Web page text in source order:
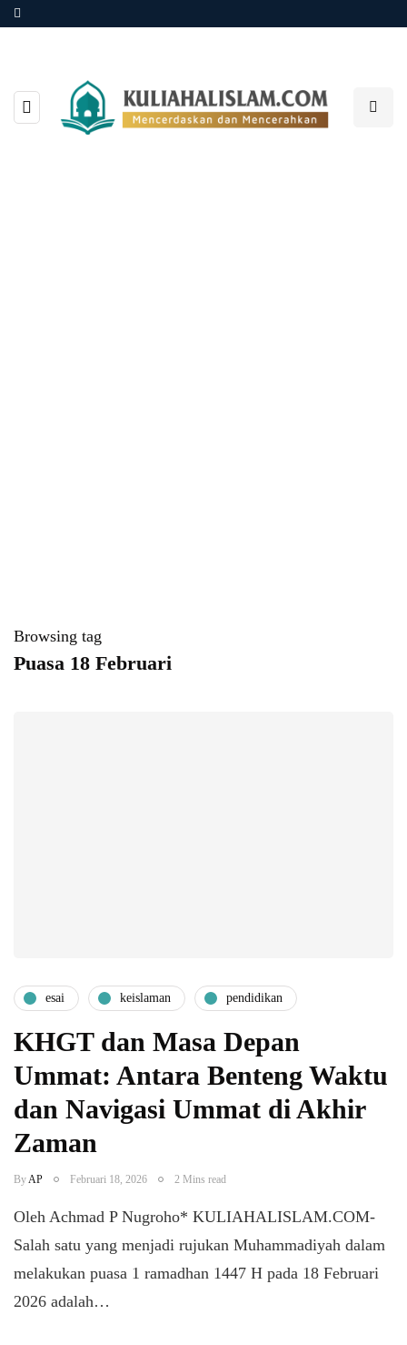
Browsing tag
Puasa 18 Februari
esai keislaman pendidikan
KHGT dan Masa Depan
Ummat: Antara Benteng Waktu
dan Navigasi Ummat di Akhir
Zaman
By AP Februari 18, 2026 2 Mins read
Oleh Achmad P Nugroho* KULIAHALISLAM.COM-
Salah satu yang menjadi rujukan Muhammadiyah dalam
melakukan puasa 1 ramadhan 1447 H pada 18 Februari
2026 adalah…